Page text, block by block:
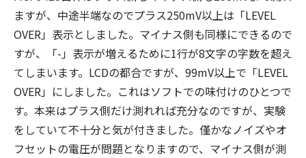
ますが、中途半端なのでプラス250mV以上は「LEVEL
OVER」表示としました。マイナス側も同様にできるので
すが、「-」表示が増えるために1行が8文字の字数を超え
てしまいます。LCDの都合ですが、99mV以上で「LEVEL
OVER」にしました。これはソフトでの味付けのひとつで
す。本来はプラス側だけ測れれば充分なのですが、実験
をしていて不十分と気が付きました。僅かなノイズやオ
フセットの電圧が問題となりますので、マイナス側が測